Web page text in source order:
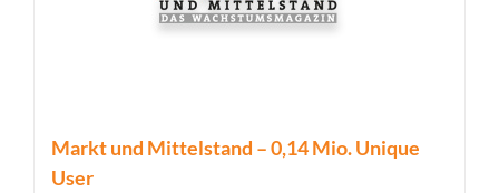
Markt und Mittelstand – 0,14 Mio. Unique
User